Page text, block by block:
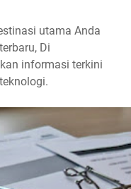
utama Anda
Di
informasi terkini